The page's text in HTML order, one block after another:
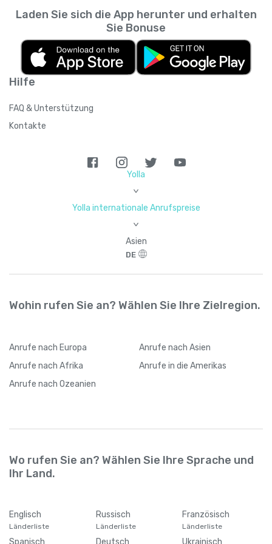
Hilfe
FAQ & Unterstützung
Kontakte
Laden Sie sich die App herunter und erhalten
Sie Bonuse
Yolla
>
Yolla internationale Anrufspreise
>
Asien
DE
Wohin rufen Sie an? Wählen Sie Ihre Zielregion.
Anrufe nach Europa Anrufe nach Asien
Anrufe nach Afrika Anrufe in die Amerikas
Anrufe nach Ozeanien
Wo rufen Sie an? Wählen Sie Ihre Sprache und
Ihr Land.
Englisch
Länderliste
Russisch
Länderliste
Französisch
Länderliste
Spanisch Deutsch Ukrainisch